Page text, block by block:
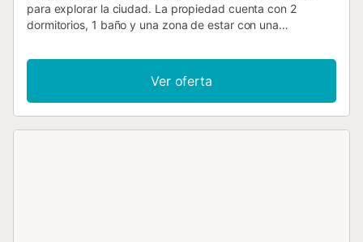
para explorar la ciudad. La propiedad cuenta con 2
dormitorios, 1 baño y una zona de estar con una
con lavavajillas, microondas, horno y cafetera, mientras
que el interior incluye aire acondicionado, calefacción,
WiFi, TV de pantalla plana con servicios de streaming y
lavadora para su comodidad. El apartamento dispone de
Ver oferta